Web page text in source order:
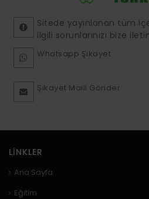
Sitede yayınlanan tüm
ilgili sorunlarınızı bize
Whatsapp Şikayet
Şikayet Maili Gönder
LINKLER
Ana Sayfa
Eğitim